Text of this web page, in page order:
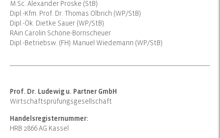
M.Sc. Alexander Proske (StB)
Dipl.-Kfm. Prof. Dr. Thomas Olbrich (WP/StB)
Dipl.-Ök. Dietke Sauer (WP/StB)
RAin Carolin Schöne-Bornscheuer
Dipl.-Betriebsw. (FH) Manuel Wiedemann (WP/StB)
Prof. Dr. Ludewig u. Partner GmbH
Wirtschaftsprüfungsgesellschaft
Handelsregisternummer:
HRB 2866 AG Kassel